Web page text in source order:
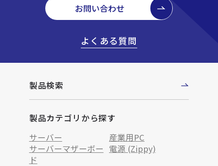
お問い合わせ
よくある質問
製品検索
製品カテゴリから探す
サーバー
産業用PC
サーバーマザーボー
ド
電源 (Zippy)